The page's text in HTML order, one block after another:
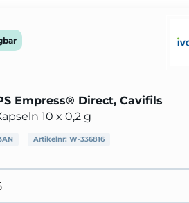
Empress® Direct, Cavifils
10 x 0,2 g
Artikelnr: W-336816